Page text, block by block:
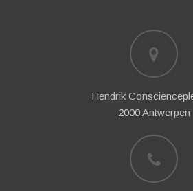
Hendrik
2000 Antwerpen